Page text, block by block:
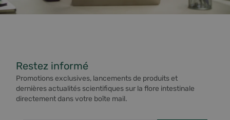
Restez informé
Promotions exclusives, lancements de produits et
dernières actualités scientifiques sur la flore intestinale
directement dans votre boîte mail.